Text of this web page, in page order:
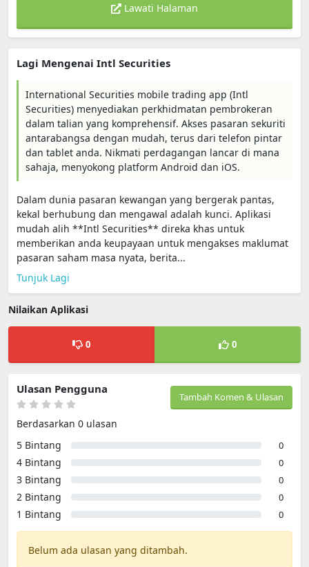
Lawati Halaman
Lagi Mengenai Intl Securities
International Securities mobile trading app (Intl
Securities) menyediakan perkhidmatan pembrokeran
dalam talian yang komprehensif. Akses pasaran sekuriti
antarabangsa dengan mudah, terus dari telefon pintar
dan tablet anda. Nikmati perdagangan lancar di mana
sahaja, menyokong platform Android dan iOS.
Dalam dunia pasaran kewangan yang bergerak pantas,
kekal berhubung dan mengawal adalah kunci. Aplikasi
mudah alih **Intl Securities** direka khas untuk
memberikan anda keupayaan untuk mengakses maklumat
pasaran saham masa nyata, berita...
Tunjuk Lagi
Nilaikan Aplikasi
0 0
Tambah Komen & Ulasan
Ulasan Pengguna
Berdasarkan 0 ulasan
5 Bintang
0
4 Bintang 0
3 Bintang 0
2 Bintang 0
1 Bintang 0
Belum ada ulasan yang ditambah.